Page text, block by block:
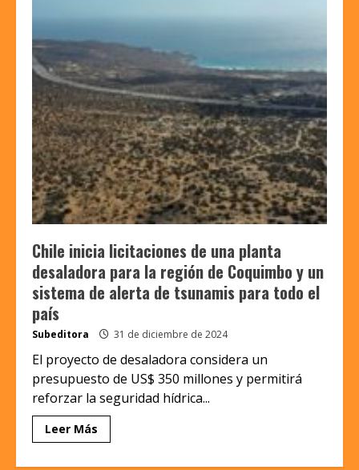
Chile inicia licitaciones de una planta
desaladora para la región de Coquimbo y un
sistema de alerta de tsunamis para todo el
país
Subeditora 31 de diciembre de 2024
El proyecto de desaladora considera un
presupuesto de US$ 350 millones y permitirá
reforzar la seguridad hídrica...
Leer Más